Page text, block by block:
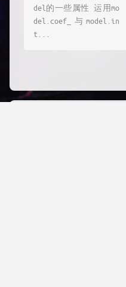
del的一些属性 运用mo
del.coef_与model.in
t...